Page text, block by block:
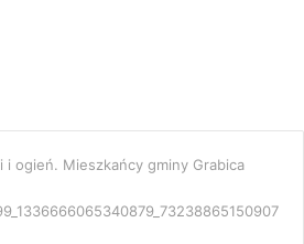
i ogień. Mieszkańcy gminy Grabica